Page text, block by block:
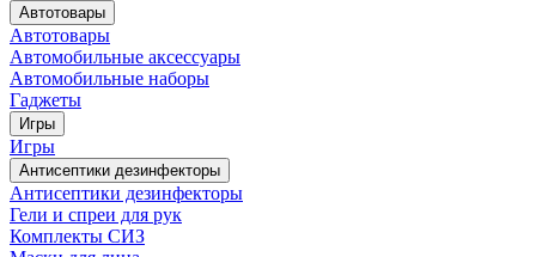
Автотовары
Автотовары
Автомобильные аксессуары
Автомобильные наборы
Гаджеты
Игры
Игры
Антисептики дезинфекторы
Антисептики дезинфекторы
Гели и спреи для рук
Комплекты СИЗ